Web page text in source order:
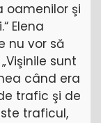
oamenilor şi
Elena
nu vor să
sunt
când era
trafic şi de
traficul,